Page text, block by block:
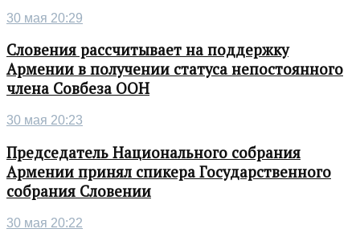
30 мая 20:29
Словения рассчитывает на поддержку
Армении в получении статуса непостоянного
члена Совбеза ООН
30 мая 20:23
Председатель Национального собрания
Армении принял спикера Государственного
собрания Словении
30 мая 20:22